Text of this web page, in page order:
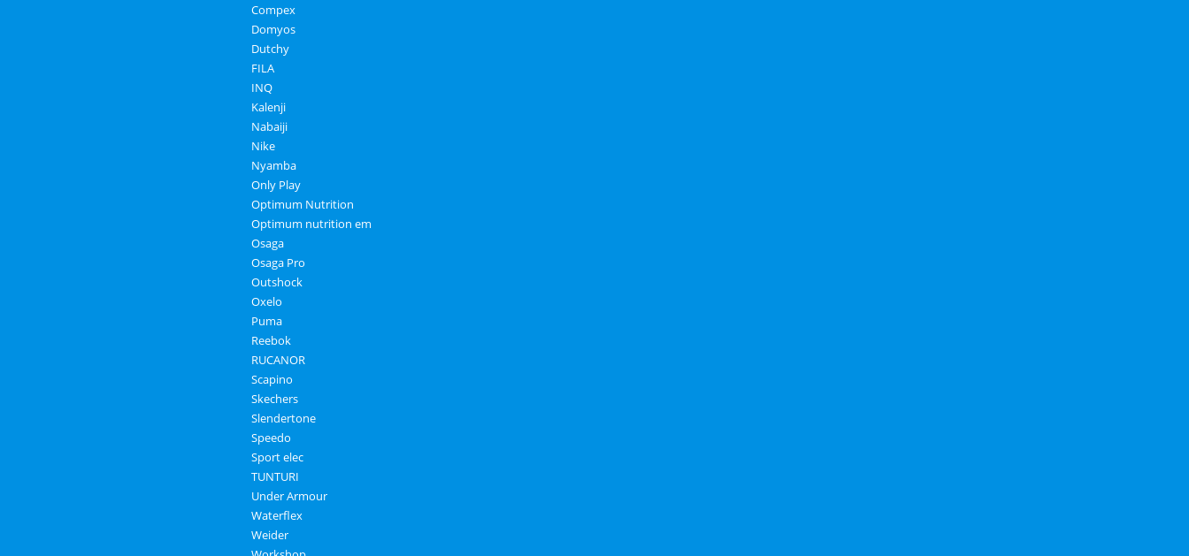
Compex
Domyos
Dutchy
FILA
INQ
Kalenji
Nabaiji
Nike
Nyamba
Only Play
Optimum Nutrition
Optimum nutrition em
Osaga
Osaga Pro
Outshock
Oxelo
Puma
Reebok
RUCANOR
Scapino
Skechers
Slendertone
Speedo
Sport elec
TUNTURI
Under Armour
Waterflex
Weider